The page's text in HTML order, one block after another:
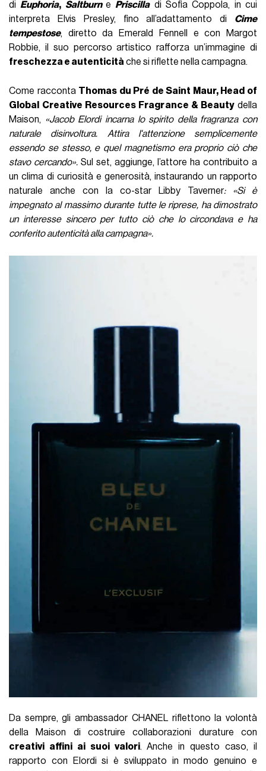
diEuphoria, SaltburnePriscilladi Sofia Coppola, in cui
interpreta Elvis Presley, fino all’adattamento di Cime
tempestose, diretto da Emerald Fennell e con Margot
Robbie, il suo percorso artistico rafforza un’immagine di
freschezza e autenticitàche si riflette nella campagna.
Come racconta Thomas du Pré de Saint Maur, Head of
Global Creative Resources Fragrance & Beauty della
Maison, «Jacob Elordi incarna lo spirito della fragranza con
naturale disinvoltura. Attira l'attenzione semplicemente
essendo se stesso, e quel magnetismo era proprio ciò che
stavo cercando».Sul set, aggiunge, l’attore ha contribuito a
un clima di curiosità e generosità, instaurando un rapporto
naturale anche con la co-star Libby Taverner: «Si è
impegnato al massimo durante tutte le riprese, ha dimostrato
un interesse sincero per tutto ciò che lo circondava e ha
conferito autenticità alla campagna».
Da sempre, gli ambassador CHANEL riflettono la volontà
della Maison di costruire collaborazioni durature con
creativi affini ai suoi valori. Anche in questo caso, il
rapporto con Elordi si è sviluppato in modo genuino e